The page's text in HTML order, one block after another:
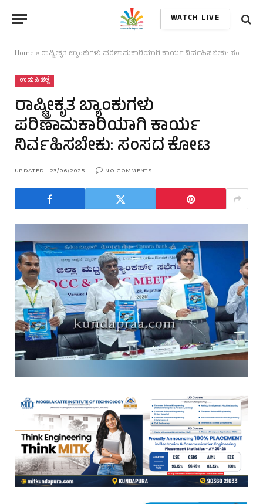
WATCH LIVE
Home » ರಾಷ್ಟ್ರೀಕೃತ ಬ್ಯಾಂಕುಗಳು ಪರಿಣಾಮಕಾರಿಯಾಗಿ ಕಾರ್ಯ ನಿರ್ವಹಿಸಬೇಕು: ಸಂಸದ ಕೋಟ
ಉಡುಪಿ ಜಿಲ್ಲೆ
ರಾಷ್ಟ್ರೀಕೃತ ಬ್ಯಾಂಕುಗಳು
ಪರಿಣಾಮಕಾರಿಯಾಗಿ ಕಾರ್ಯ
ನಿರ್ವಹಿಸಬೇಕು: ಸಂಸದ ಕೋಟ
UPDATED: 23/06/2025 NO COMMENTS